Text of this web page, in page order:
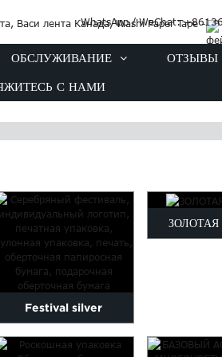
WhatsApp / WeChat:
ОБСЛУЖИВАНИЕ ОТЗЫВЫ
С НАМИ
Festival silver
logo printed
ЗОЛОТАЯ